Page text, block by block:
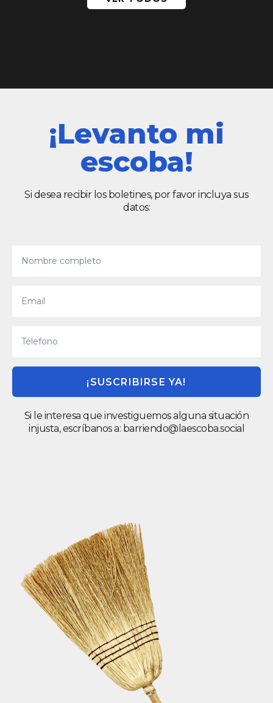
¡Levanto mi
escoba!
Si desea recibir los boletines, por favor incluya sus
datos:
¡SUSCRIBIRSE YA!
Si le interesa que investiguemos alguna situación
injusta, escríbanos a: barriendo@laescoba.social